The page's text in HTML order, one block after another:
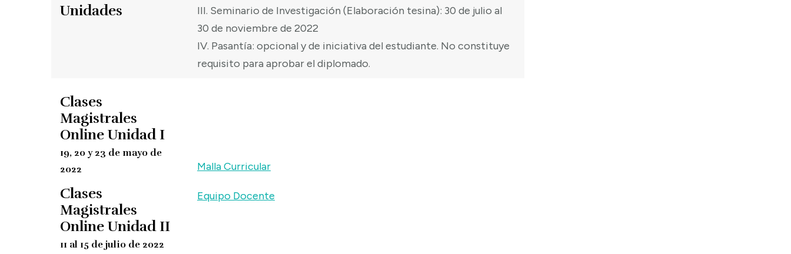
Unidades
III. Seminario de Investigación (Elaboración tesina): 30 de julio al
30 de noviembre de 2022
IV. Pasantía: opcional y de iniciativa del estudiante. No constituye
requisito para aprobar el diplomado.
Clases
Magistrales
Online Unidad I
19, 20 y 23 de mayo de
2022
Clases
Magistrales
Online Unidad II
11 al 15 de julio de 2022
Malla Curricular
Equipo Docente